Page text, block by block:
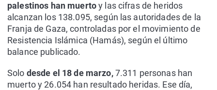
palestinos han muertoy las cifras de heridos
alcanzan los 138.095, según las autoridades de la
Franja de Gaza, controladas por el movimiento de
Resistencia Islámica (Hamás), según el último
balance publicado.
Solo desde el 18 de marzo,7.311 personas han
muerto y 26.054 han resultado heridas. Ese día,